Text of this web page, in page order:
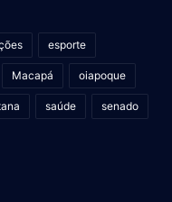
esporte
Macapá oiapoque
saúde senado